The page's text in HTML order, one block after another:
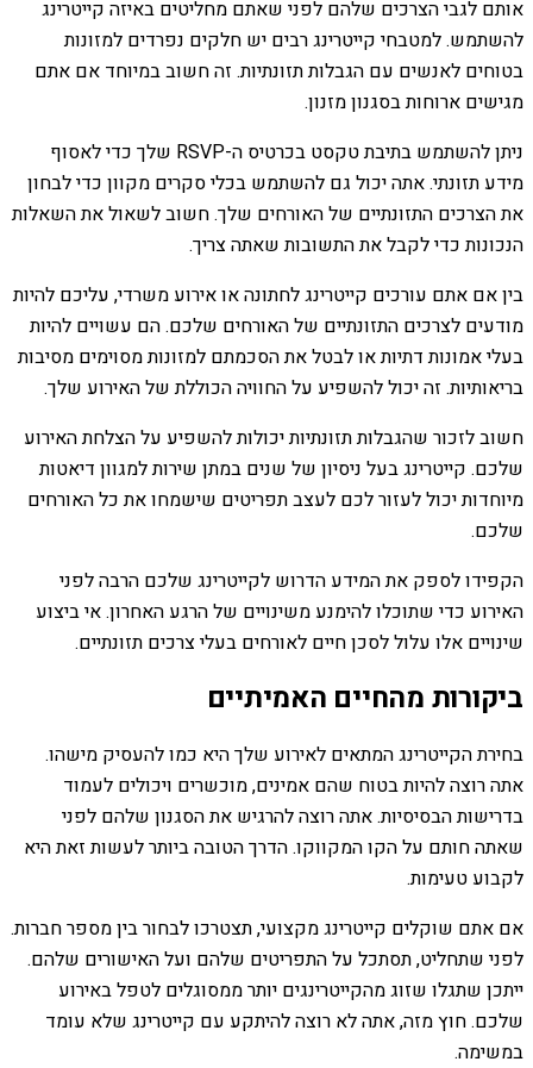
אותם לגבי הצרכים שלהם לפני שאתם מחליטים באיזה קייטרינג
להשתמש. למטבחי קייטרינג רבים יש חלקים נפרדים למזונות
בטוחים לאנשים עם הגבלות תזונתיות. זה חשוב במיוחד אם אתם
מגישים ארוחות בסגנון מזנון.
ניתן להשתמש בתיבת טקסט בכרטיס ה-RSVP שלך כדי לאסוף
מידע תזונתי. אתה יכול גם להשתמש בכלי סקרים מקוון כדי לבחון
את הצרכים התזונתיים של האורחים שלך. חשוב לשאול את השאלות
הנכונות כדי לקבל את התשובות שאתה צריך.
בין אם אתם עורכים קייטרינג לחתונה או אירוע משרדי, עליכם להיות
מודעים לצרכים התזונתיים של האורחים שלכם. הם עשויים להיות
בעלי אמונות דתיות או לבטל את הסכמתם למזונות מסוימים מסיבות
בריאותיות. זה יכול להשפיע על החוויה הכוללת של האירוע שלך.
חשוב לזכור שהגבלות תזונתיות יכולות להשפיע על הצלחת האירוע
שלכם. קייטרינג בעל ניסיון של שנים במתן שירות למגוון דיאטות
מיוחדות יכול לעזור לכם לעצב תפריטים שישמחו את כל האורחים
שלכם.
הקפידו לספק את המידע הדרוש לקייטרינג שלכם הרבה לפני
האירוע כדי שתוכלו להימנע משינויים של הרגע האחרון. אי ביצוע
שינויים אלו עלול לסכן חיים לאורחים בעלי צרכים תזונתיים.
ביקורות מהחיים האמיתיים
בחירת הקייטרינג המתאים לאירוע שלך היא כמו להעסיק מישהו.
אתה רוצה להיות בטוח שהם אמינים, מוכשרים ויכולים לעמוד
בדרישות הבסיסיות. אתה רוצה להרגיש את הסגנון שלהם לפני
שאתה חותם על הקו המקווקו. הדרך הטובה ביותר לעשות זאת היא
לקבוע טעימות.
אם אתם שוקלים קייטרינג מקצועי, תצטרכו לבחור בין מספר חברות.
לפני שתחליט, תסתכל על התפריטים שלהם ועל האישורים שלהם.
ייתכן שתגלו שזוג מהקייטרינגים יותר ממסוגלים לטפל באירוע
שלכם. חוץ מזה, אתה לא רוצה להיתקע עם קייטרינג שלא עומד
במשימה.